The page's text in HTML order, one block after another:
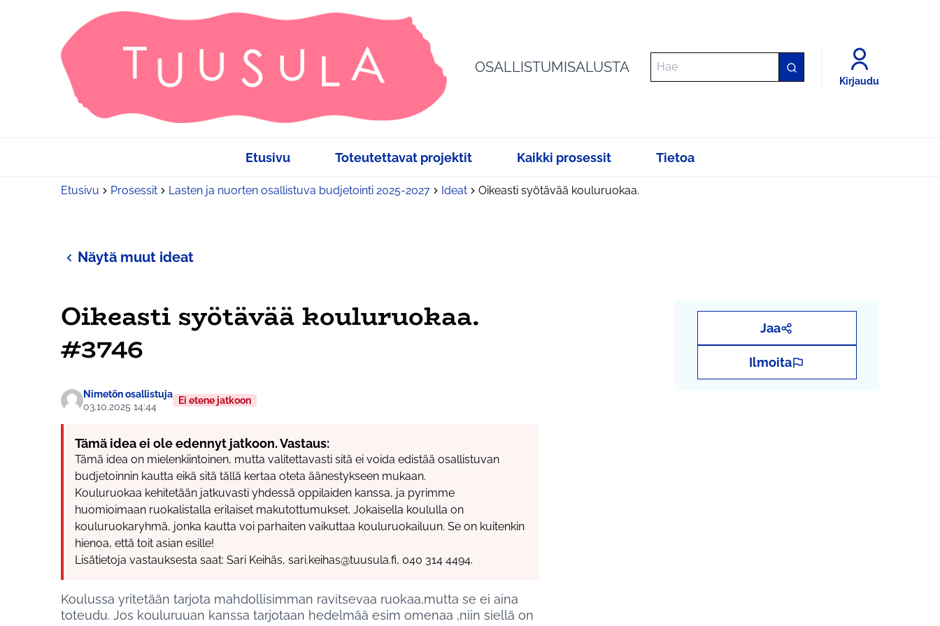
OSALLISTUMISALUSTA
Kirjaudu
Etusivu Toteutettavat projektit Kaikki prosessit Tietoa
Etusivu Prosessit Lasten ja nuorten osallistuva budjetointi 2025-2027 Ideat Oikeasti syötävää kouluruokaa.
Näytä muut ideat
Oikeasti syötävää kouluruokaa.
#3746
Nimetön osallistuja
03.10.2025 14:44
Ei etene jatkoon
Tämä idea ei ole edennyt jatkoon. Vastaus:
Tämä idea on mielenkiintoinen, mutta valitettavasti sitä ei voida edistää osallistuvan
budjetoinnin kautta eikä sitä tällä kertaa oteta äänestykseen mukaan.
Kouluruokaa kehitetään jatkuvasti yhdessä oppilaiden kanssa, ja pyrimme
huomioimaan ruokalistalla erilaiset makutottumukset. Jokaisella koululla on
kouluruokaryhmä, jonka kautta voi parhaiten vaikuttaa kouluruokailuun. Se on kuitenkin
hienoa, että toit asian esille!
Lisätietoja vastauksesta saat: Sari Keihäs, sari.keihas@tuusula.fi, 040 314 4494.
Koulussa yritetään tarjota mahdollisimman ravitsevaa ruokaa,mutta se ei aina
toteudu. Jos kouluruuan kanssa tarjotaan hedelmää esim omenaa ,niin siellä on
Jaa
Ilmoita